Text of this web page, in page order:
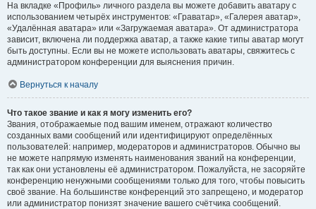
На вкладке «Профиль» личного раздела вы можете добавить аватару с
использованием четырёх инструментов: «Граватар», «Галерея аватар»,
«Удалённая аватара» или «Загружаемая аватара». От администратора
зависит, включена ли поддержка аватар, а также какие типы аватар могут
быть доступны. Если вы не можете использовать аватары, свяжитесь с
администратором конференции для выяснения причин.
Вернуться к началу
Что такое звание и как я могу изменить его?
Звания, отображаемые под вашим именем, отражают количество
созданных вами сообщений или идентифицируют определённых
пользователей: например, модераторов и администраторов. Обычно вы
не можете напрямую изменять наименования званий на конференции,
так как они установлены её администратором. Пожалуйста, не засоряйте
конференцию ненужными сообщениями только для того, чтобы повысить
своё звание. На большинстве конференций это запрещено, и модератор
или администратор понизят значение вашего счётчика сообщений.